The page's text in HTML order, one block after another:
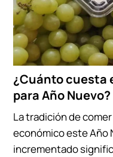
¿Cuánto cuesta
para Año Nuevo?
La tradición de
económico este Año
incrementado